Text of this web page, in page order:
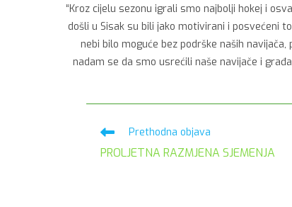
“Kroz cijelu sezonu igrali smo najbolji hokej i
došli u Sisak su bili jako motivirani i posvećeni
nebi bilo moguće bez podrške naših
nadam se da smo usrećili naše navijače i
Pročitaj
članaka
Prethodna objava
PROLJETNA RAZMJENA SJEMENJA